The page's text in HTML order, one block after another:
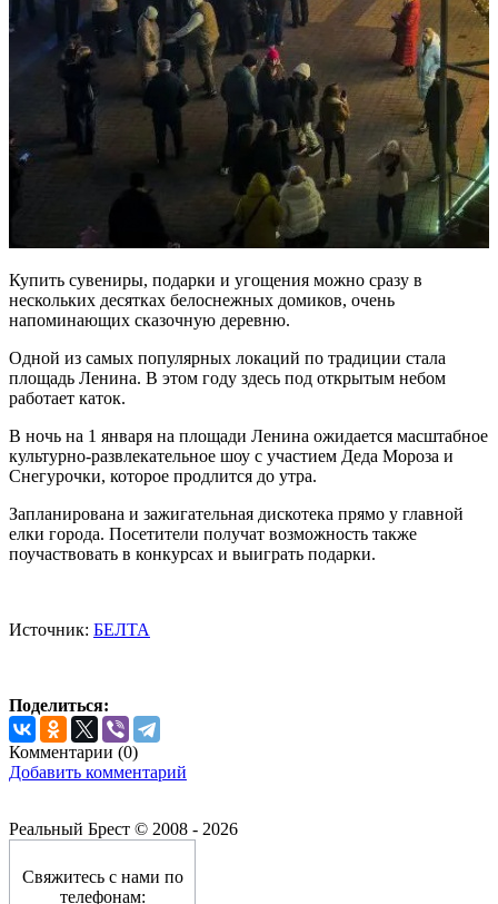
Купить сувениры, подарки и угощения можно сразу в
нескольких десятках белоснежных домиков, очень
напоминающих сказочную деревню.
Одной из самых популярных локаций по традиции стала
площадь Ленина. В этом году здесь под открытым небом
работает каток.
В ночь на 1 января на площади Ленина ожидается масштабное
культурно-развлекательное шоу с участием Деда Мороза и
Снегурочки, которое продлится до утра.
Запланирована и зажигательная дискотека прямо у главной
елки города. Посетители получат возможность также
поучаствовать в конкурсах и выиграть подарки.
Источник: БЕЛТА
Поделиться:
Комментарии (0)
Добавить комментарий
Реальный Брест © 2008 - 2026
Свяжитесь с нами по
телефонам: